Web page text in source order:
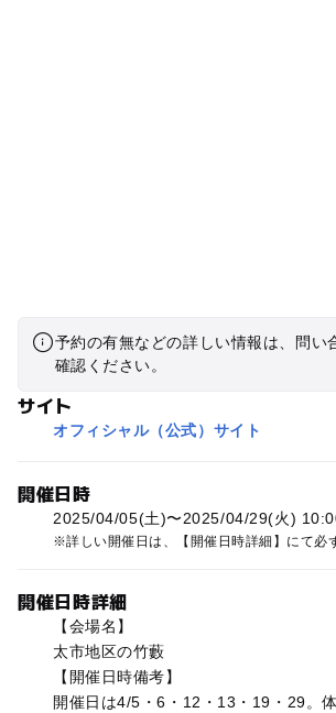
予約の有無などの詳しい情報は、問い
確認ください。
サイト
オフィシャル（公式）サイト
開催日時
2025/04/05(土)〜2025/04/29(火)
詳しい開催日は、【開催日時詳細】にて必
開催日時詳細
【会場名】
太市地区の竹藪
【開催日時備考】
開催日は4/5・6・12・13・19・29。